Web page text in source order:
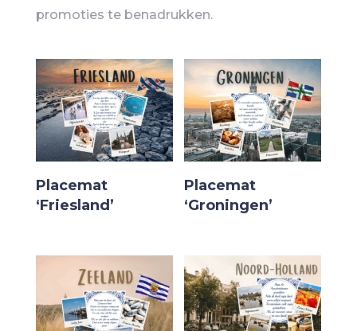
promoties te benadrukken.
Placemat
‘Friesland’
Placemat
‘Groningen’